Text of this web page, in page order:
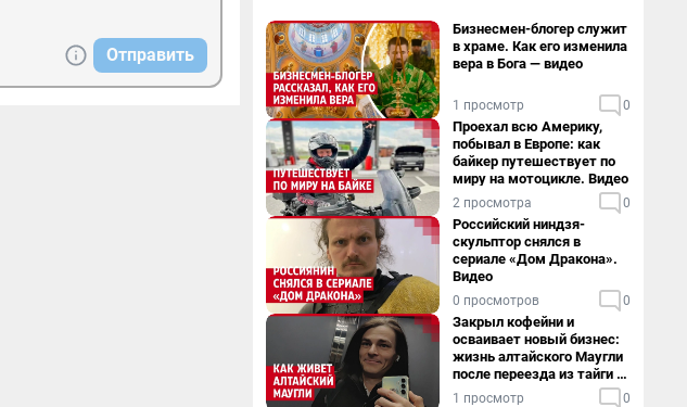
Отправить
Бизнесмен-блогер служит
в храме. Как его изменила
вера в Бога — видео
1 просмотр 0
Проехал всю Америку,
побывал в Европе: как
байкер путешествует по
миру на мотоцикле. Видео
2 просмотра 0
Российский ниндзя-
скульптор снялся в
сериале «Дом Дракона».
Видео
0 просмотров 0
Закрыл кофейни и
осваивает новый бизнес:
жизнь алтайского Маугли
после переезда из тайги в
столицу
1 просмотр 0